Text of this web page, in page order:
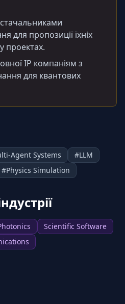
для пропозиції їхніх
проектах.
IP компаніям з
для квантових
Agent Systems #LLM
#Physics Simulation
Scientific Software